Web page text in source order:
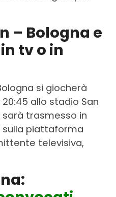
– Bologna e
tv o in
si giocherà
allo stadio San
sarà trasmesso in
sulla piattaforma
televisiva,